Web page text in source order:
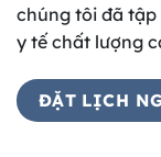
chúng tôi đã
y tế chất lượng
ĐẶT LỊCH